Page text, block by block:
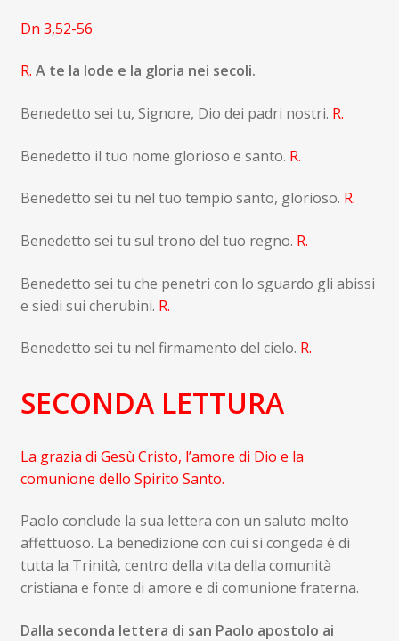
Dn 3,52-56
R. A te la lode e la gloria nei secoli.
Benedetto sei tu, Signore, Dio dei padri nostri. R.
Benedetto il tuo nome glorioso e santo. R.
Benedetto sei tu nel tuo tempio santo, glorioso. R.
Benedetto sei tu sul trono del tuo regno. R.
Benedetto sei tu che penetri con lo sguardo gli abissi
e siedi sui cherubini. R.
Benedetto sei tu nel firmamento del cielo. R.
SECONDA LETTURA
La grazia di Gesù Cristo, l’amore di Dio e la
comunione dello Spirito Santo.
Paolo conclude la sua lettera con un saluto molto
affettuoso. La benedizione con cui si congeda è di
tutta la Trinità, centro della vita della comunità
cristiana e fonte di amore e di comunione fraterna.
Dalla seconda lettera di san Paolo apostolo ai